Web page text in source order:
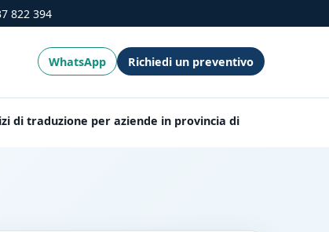
822 394
WhatsApp Richiedi un preventivo
di traduzione per aziende in provincia di